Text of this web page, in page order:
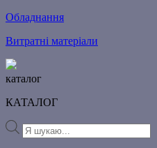
Обладнання
Витратні матеріали
каталог
КАТАЛОГ
Products
search